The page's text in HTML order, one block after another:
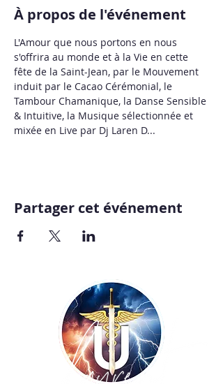
À propos de l'événement
L'Amour que nous portons en nous
s'offrira au monde et à la Vie en cette
fête de la Saint-Jean, par le Mouvement
induit par le Cacao Cérémonial, le
Tambour Chamanique, la Danse Sensible
& Intuitive, la Musique sélectionnée et
mixée en Live par Dj Laren D...
Partager cet événement